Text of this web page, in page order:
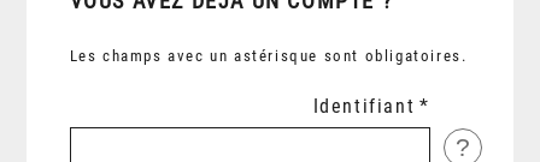
Les champs avec un astérisque sont obligatoires.
Identifiant
?